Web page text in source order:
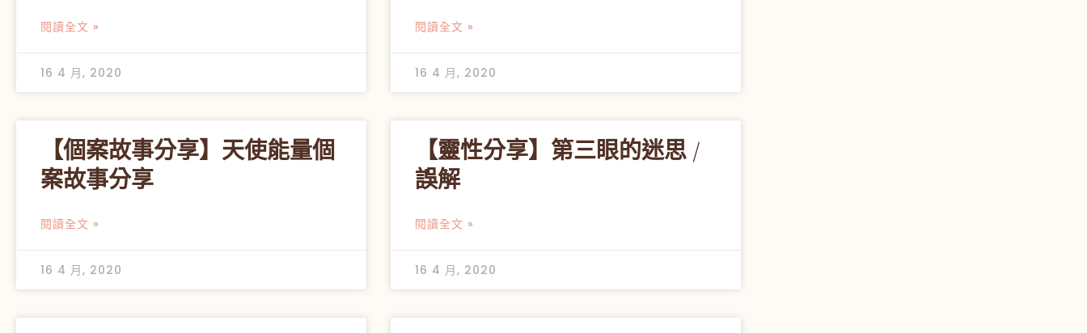
閱讀全文 »
16 4 月, 2020
閱讀全文 »
16 4 月, 2020
【個案故事分享】天使能量個
案故事分享
閱讀全文 »
16 4 月, 2020
【靈性分享】第三眼的迷思 /
誤解
閱讀全文 »
16 4 月, 2020